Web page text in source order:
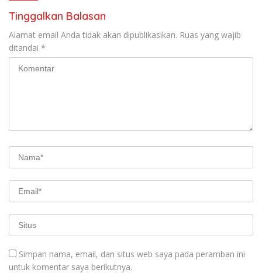
Tinggalkan Balasan
Alamat email Anda tidak akan dipublikasikan. Ruas yang wajib
ditandai *
Simpan nama, email, dan situs web saya pada peramban ini
untuk komentar saya berikutnya.